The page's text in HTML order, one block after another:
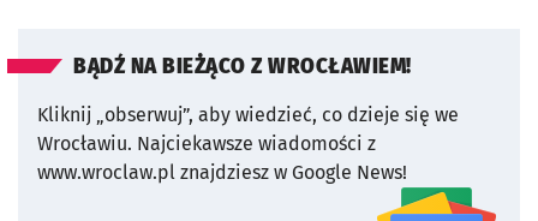
BĄDŹ NA BIEŻĄCO Z WROCŁAWIEM!
Kliknij „obserwuj”, aby wiedzieć, co dzieje się we
Wrocławiu. Najciekawsze wiadomości z
www.wroclaw.pl znajdziesz w Google News!